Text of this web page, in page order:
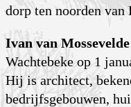
dorp ten noorden van
Ivan van Mossevelde
Wachtebeke op 1
Hij is architect,
bedrijfsgebouwen,